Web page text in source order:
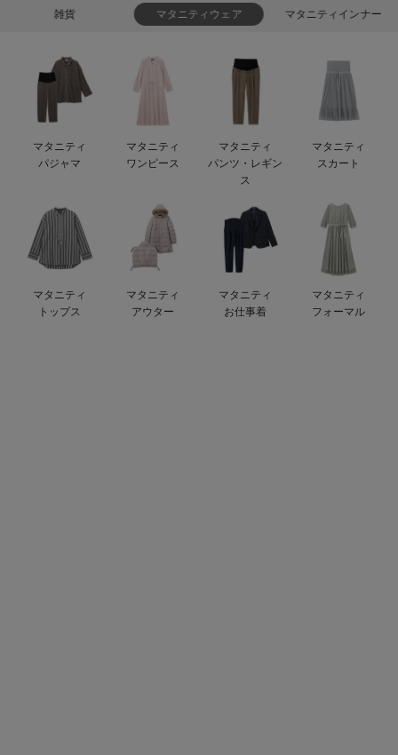
親子コーデ｜ママとベビーにおすすめ！
便利な育児家電
Gift Selection 出産祝い
保育園・入園準備特集
ファルスカ
デロンギ
雑貨 マタニティウェア マタニティインナー
マタニティ
パジャマ
マタニティ
ワンピース
マタニティ
パンツ・レギン
ス
マタニティ
スカート
マタニティ
トップス
マタニティ
アウター
マタニティ
お仕事着
マタニティ
フォーマル